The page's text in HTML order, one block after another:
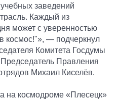
заведений
Каждый из
может с уверенностью
космос!"», — подчеркнул
Комитета Госдумы
Правления
Михаил Киселёв.
на космодроме «Плесецк»